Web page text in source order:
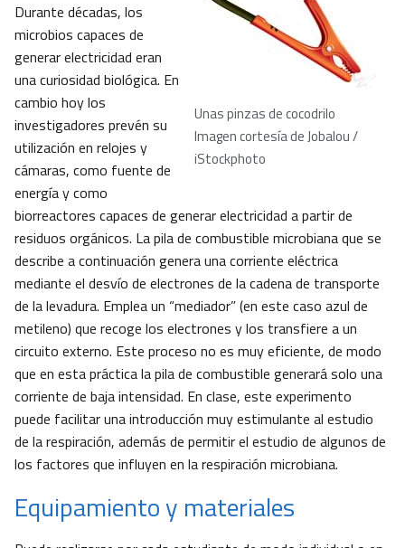
Unas pinzas de cocodrilo
Imagen cortesía de Jobalou /
iStockphoto
Durante décadas, los
microbios capaces de
generar electricidad eran
una curiosidad biológica. En
cambio hoy los
investigadores prevén su
utilización en relojes y
cámaras, como fuente de
energía y como
biorreactores capaces de generar electricidad a partir de
residuos orgánicos. La pila de combustible microbiana que se
describe a continuación genera una corriente eléctrica
mediante el desvío de electrones de la cadena de transporte
de la levadura. Emplea un “mediador” (en este caso azul de
metileno) que recoge los electrones y los transfiere a un
circuito externo. Este proceso no es muy eficiente, de modo
que en esta práctica la pila de combustible generará solo una
corriente de baja intensidad. En clase, este experimento
puede facilitar una introducción muy estimulante al estudio
de la respiración, además de permitir el estudio de algunos de
los factores que influyen en la respiración microbiana.
Equipamiento y materiales